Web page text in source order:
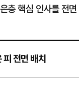
층 핵심 인사를 전
전면 배치